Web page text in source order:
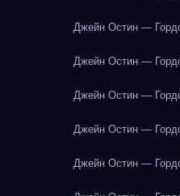
Джейн Остин —
Джейн Остин —
Джейн Остин —
Джейн Остин —
Джейн Остин —